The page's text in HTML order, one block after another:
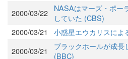
2000/03/22
NASAはマーズ・ポー
していた (CBS)
2000/03/21
小惑星エウカリスによ
2000/03/21
ブラックホールが成長
(BBC)